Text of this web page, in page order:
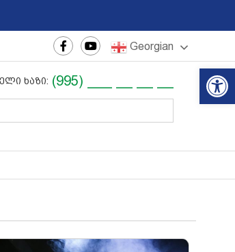
ფესტივალი | რეგიონული
Georgian
ხაზი: (995) ___ __ __ __